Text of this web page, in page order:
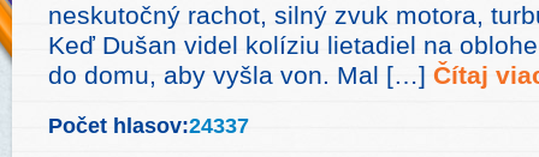
neskutočný rachot, silný zvuk motora,
Keď Dušan videl kolíziu lietadiel na
do domu, aby vyšla von. Mal […] Čítaj
Počet hlasov:24337